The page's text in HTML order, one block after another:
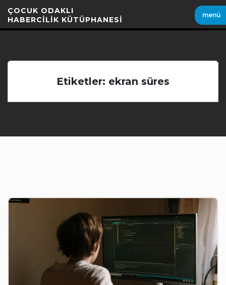
Geç
ÇOCUK ODAKLI
HABERCİLİK KÜTÜPHANESİ
menü
Etiketler: ekran süres